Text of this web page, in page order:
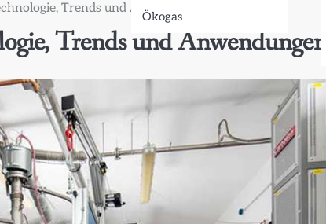
Ökogas
Trends und Anwendungen
Trends und Anwendungen